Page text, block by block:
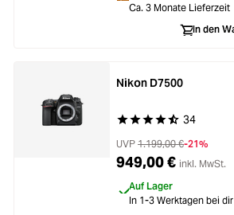
Ca. 3 Monate Lieferzeit
In den
Durchschnittliche
34
Nikon D7500
UVP 1.199,00 €-21%
949,00 € inkl. MwSt.
Auf Lager
In 1-3 Werktagen bei dir